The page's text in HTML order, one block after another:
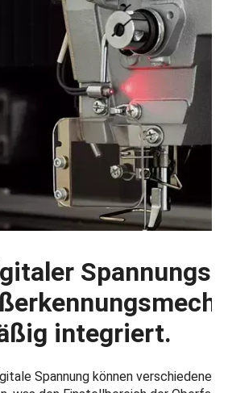
Spannungs-
integriert.
Spannung können verschiedene